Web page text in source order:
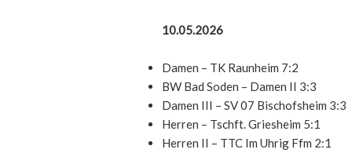
10.05.2026
Damen – TK Raunheim 7:2
BW Bad Soden – Damen II 3:3
Damen III – SV 07 Bischofsheim 3:3
Herren – Tschft. Griesheim 5:1
Herren II – TTC Im Uhrig Ffm 2:1